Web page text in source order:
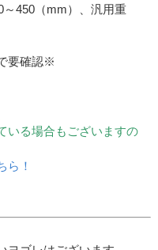
450（mm）、汎用重
要確認※
いる場合もございますの
ら！